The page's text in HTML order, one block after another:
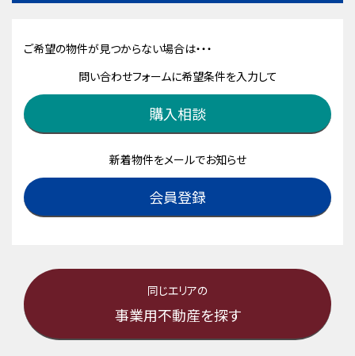
ご希望の物件が見つからない場合は・・・
問い合わせフォームに希望条件を入力して
購入相談
新着物件をメールでお知らせ
会員登録
同じエリアの
事業用不動産を探す